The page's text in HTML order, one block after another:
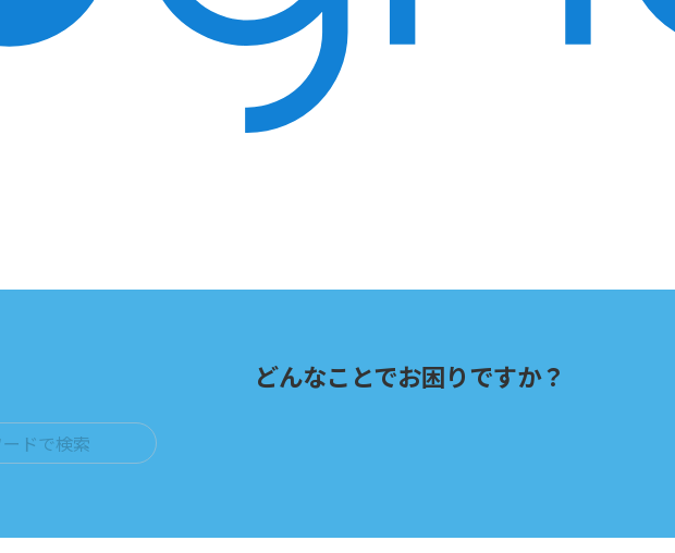
どんなことでお困りですか？